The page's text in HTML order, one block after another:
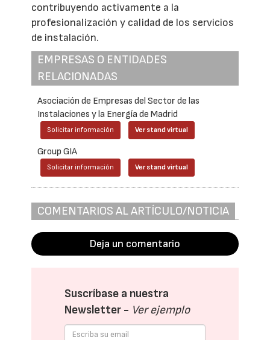
contribuyendo activamente a la
profesionalización y calidad de los servicios
de instalación.
EMPRESAS O ENTIDADES
RELACIONADAS
Asociación de Empresas del Sector de las
Instalaciones y la Energía de Madrid
Solicitar información Ver stand virtual
Group GIA
Solicitar información Ver stand virtual
COMENTARIOS AL ARTÍCULO/NOTICIA
Deja un comentario
Suscríbase a nuestra
Newsletter - Ver ejemplo